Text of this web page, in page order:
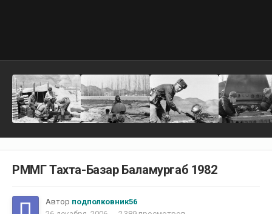
РММГ Тахта-Базар Баламургаб 1982
Автор подполковник56